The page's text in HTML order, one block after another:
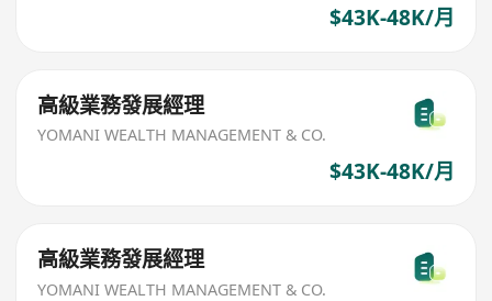
$43K-48K/月
高級業務發展經理
YOMANI WEALTH MANAGEMENT & CO.
$43K-48K/月
高級業務發展經理
YOMANI WEALTH MANAGEMENT & CO.